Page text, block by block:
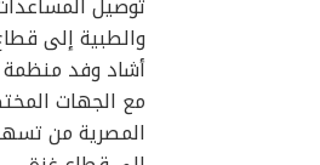
والطبية إلى
أشاد وفد منظمة
مع الجهات
المصرية من